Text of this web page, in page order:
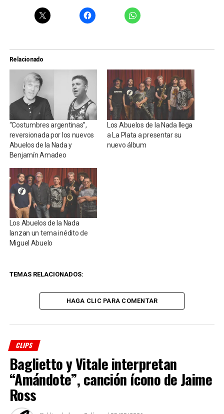
Relacionado
“Costumbres argentinas”,
reversionada por los nuevos
Abuelos de la Nada y
Benjamín Amadeo
Los Abuelos de la Nada llega
a La Plata a presentar su
nuevo álbum
Los Abuelos de la Nada
lanzan un tema inédito de
Miguel Abuelo
TEMAS RELACIONADOS:
HAGA CLIC PARA COMENTAR
CLIPS
Baglietto y Vitale interpretan
“Amándote”, canción ícono de Jaime
Ross